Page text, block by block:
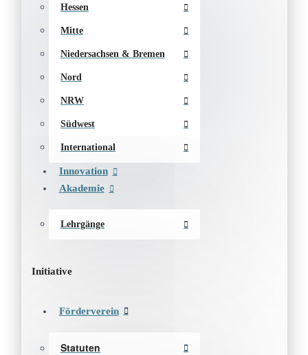
Hessen
Mitte
Niedersachsen & Bremen
Nord
NRW
Südwest
International
Innovation
Akademie
Lehrgänge
Initiative
Förderverein
Statuten